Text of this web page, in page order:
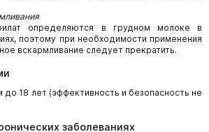
определяются в грудном молоке в
поэтому при необходимости применения
вскармливание следует прекратить.
до 18 лет (эффективность и безопасность не
заболеваниях